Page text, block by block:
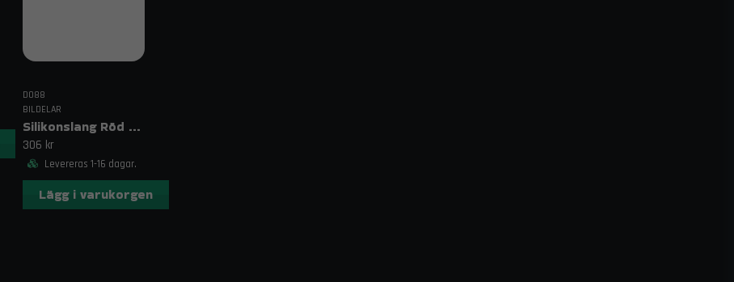
DO88
BILDELAR
Silikonslang Röd 3–4" (76–102mm)
306 kr
Levereras 1-16 dagar.
Lägg i varukorgen